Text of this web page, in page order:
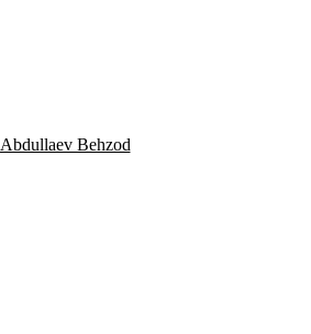
Abdullaev Behzod